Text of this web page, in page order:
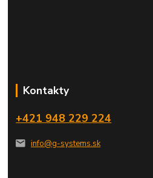
Kontakty
+421 948 229 224
info@g-systems.sk